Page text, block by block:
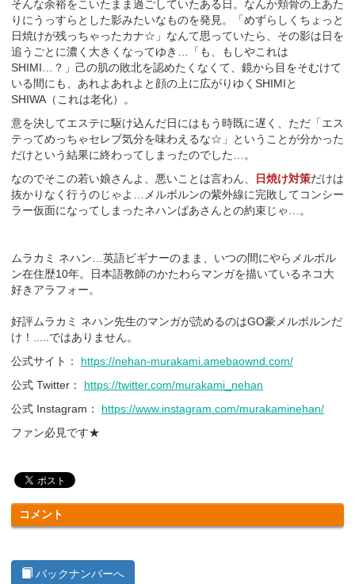
そんな余裕をこいたまま過ごしていたある日。なんか頬骨の上あた
りにうっすらとした影みたいなものを発見。「めずらしくちょっと
日焼けが残っちゃったカナ☆」なんて思っていたら、その影は日を
追うごとに濃く大きくなってゆき…「も、もしやこれは
SHIMI…？」己の肌の敗北を認めたくなくて、鏡から目をそむけて
いる間にも、あれよあれよと顔の上に広がりゆくSHIMIと
SHIWA（これは老化）。
意を決してエステに駆け込んだ日にはもう時既に遅く、ただ「エス
テってめっちゃセレブ気分を味わえるな☆」ということが分かった
だけという結果に終わってしまったのでした…。
なのでそこの若い娘さんよ、悪いことは言わん、
日焼け対策だけは
抜かりなく行うのじゃよ…メルボルンの紫外線に完敗してコンシー
ラー仮面になってしまったネハンばあさんとの約束じゃ…。
ムラカミ ネハン…英語ビギナーのまま、いつの間にやらメルボル
ン在住歴10年。日本語教師のかたわらマンガを描いているネコ大
好きアラフォー。
好評ムラカミ ネハン先生のマンガが読めるのはGO豪メルボルンだ
け！.....ではありません。
公式サイト： https://nehan-murakami.amebaownd.com/
公式 Twitter： https://twitter.com/murakami_nehan
公式 Instagram： https://www.instagram.com/murakaminehan/
ファン必見です★
コメント
バックナンバーへ